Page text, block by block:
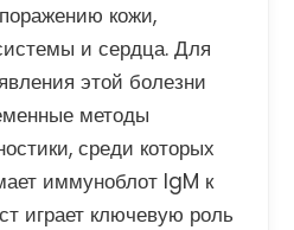
кожи,
и сердца. Для
этой болезни
методы
среди которых
иммуноблот IgM к
играет ключевую роль